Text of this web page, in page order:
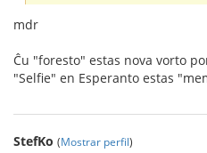
mdr
Ĉu "foresto" estas nova vorto
"Selfie" en Esperanto estas
StefKo (Mostrar perfil)